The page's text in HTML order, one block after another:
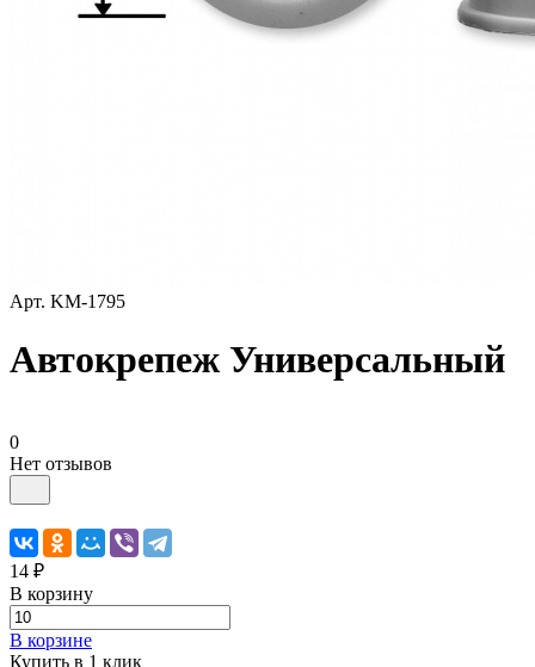
Арт. KM-1795
Автокрепеж Универсальный
0
Нет отзывов
14 ₽
В корзину
В корзине
Купить в 1 клик